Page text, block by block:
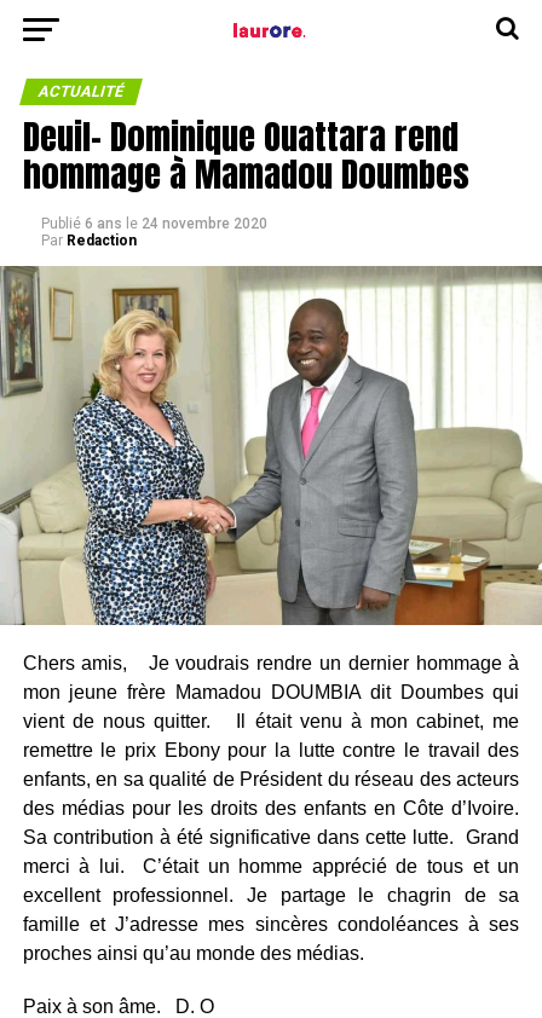
ACTUALITÉ
Deuil- Dominique Ouattara rend
hommage à Mamadou Doumbes
Publié 6 ans le 24 novembre 2020
Par Redaction
Chers amis, Je voudrais rendre un dernier hommage à
mon jeune frère Mamadou DOUMBIA dit Doumbes qui
vient de nous quitter. Il était venu à mon cabinet, me
remettre le prix Ebony pour la lutte contre le travail des
enfants, en sa qualité de Président du réseau des acteurs
des médias pour les droits des enfants en Côte d’Ivoire.
Sa contribution à été significative dans cette lutte. Grand
merci à lui. C’était un homme apprécié de tous et un
excellent professionnel. Je partage le chagrin de sa
famille et J’adresse mes sincères condoléances à ses
proches ainsi qu’au monde des médias.
Paix à son âme. D. O